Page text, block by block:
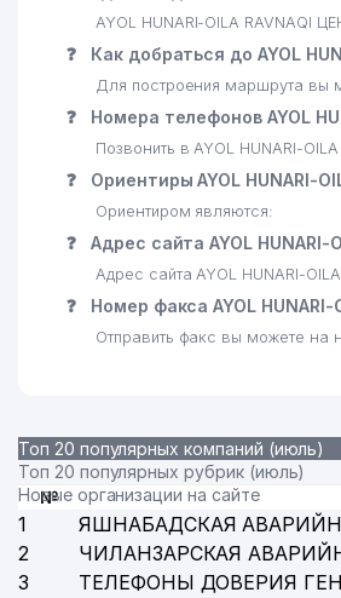
AYOL HUNARI-OILA RAVNAQI
❓ Как добраться до AYOL
Для построения маршрута вы
❓ Номера телефонов AYOL
Позвонить в AYOL HUNARI-
❓ Ориентиры AYOL HUNARI-
Ориентиром являются:
❓ Адрес сайта AYOL HUNARI-
Адрес сайта AYOL HUNARI-
❓ Номер факса AYOL HUNARI-
Отправить факс вы можете на
Топ 20 популярных компаний (июль)
Топ 20 популярных рубрик (июль)
Новые организации на сайте
№
1 ЯШНАБАДСКАЯ
2
ЧИЛАНЗАРСКАЯ
3
ТЕЛЕФОНЫ ДОВЕРИЯ